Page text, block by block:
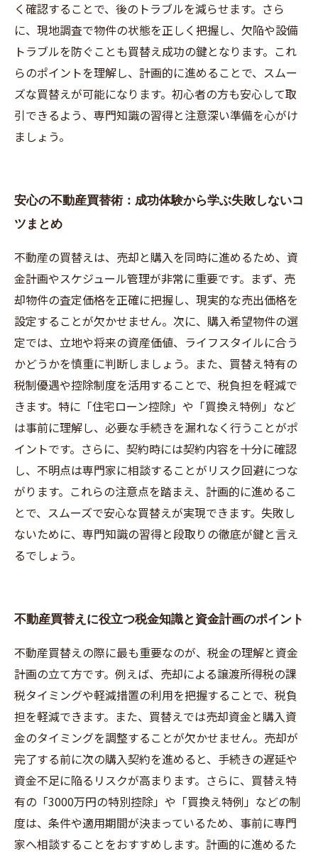
く確認することで、後のトラブルを減らせます。さら
に、現地調査で物件の状態を正しく把握し、欠陥や設備
トラブルを防ぐことも買替え成功の鍵となります。これ
らのポイントを理解し、計画的に進めることで、スムー
ズな買替えが可能になります。初心者の方も安心して取
引できるよう、専門知識の習得と注意深い準備を心がけ
ましょう。
安心の不動産買替術：成功体験から学ぶ失敗しないコ
ツまとめ
不動産の買替えは、売却と購入を同時に進めるため、資
金計画やスケジュール管理が非常に重要です。まず、売
却物件の査定価格を正確に把握し、現実的な売出価格を
設定することが欠かせません。次に、購入希望物件の選
定では、立地や将来の資産価値、ライフスタイルに合う
かどうかを慎重に判断しましょう。また、買替え特有の
税制優遇や控除制度を活用することで、税負担を軽減で
きます。特に「住宅ローン控除」や「買換え特例」など
は事前に理解し、必要な手続きを漏れなく行うことがポ
イントです。さらに、契約時には契約内容を十分に確認
し、不明点は専門家に相談することがリスク回避につな
がります。これらの注意点を踏まえ、計画的に進めるこ
とで、スムーズで安心な買替えが実現できます。失敗し
ないために、専門知識の習得と段取りの徹底が鍵と言え
るでしょう。
不動産買替えに役立つ税金知識と資金計画のポイント
不動産買替えの際に最も重要なのが、税金の理解と資金
計画の立て方です。例えば、売却による譲渡所得税の課
税タイミングや軽減措置の利用を把握することで、税負
担を軽減できます。また、買替えでは売却資金と購入資
金のタイミングを調整することが欠かせません。売却が
完了する前に次の購入契約を進めると、手続きの遅延や
資金不足に陥るリスクが高まります。さらに、買替え特
有の「3000万円の特別控除」や「買換え特例」などの制
度は、条件や適用期間が決まっているため、事前に専門
家へ相談することをおすすめします。計画的に進めるた